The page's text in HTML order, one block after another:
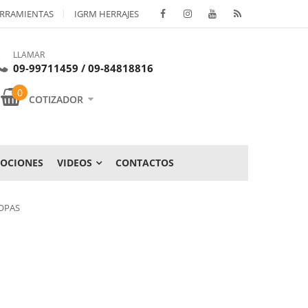
IGRM HERRAJES
LLAMAR
09-99711459 / 09-84818816
0
COTIZADOR
VIDEOS CONTACTOS